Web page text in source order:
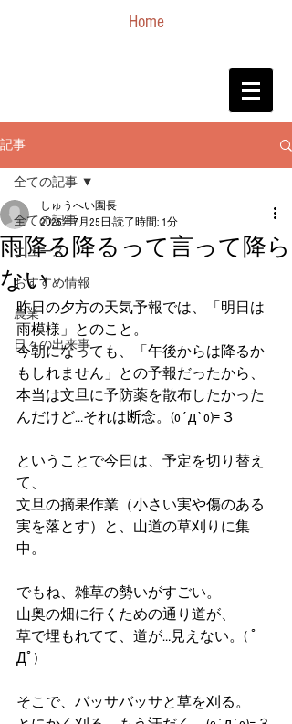
Home
記事
全ての記事
ニュース
おすすめ情報
農業
日々の出来事
全ての記事
雨降る降るって言って降ら
ない
しゅうへい園長
2025年7月25日 読了時間: 1分
昨日の夕方の天気予報では、「明日は
雨模様」とのこと。
今朝になっても、「午後からは降るか
もしれません」との予報だったから、
本当は文旦に予防薬を散布したかった
んだけど…それは断念。(o´д`o)=３
ということで今日は、予定を切り替え
て、
文旦の摘果作業（小さい実や傷のある
実を落とす）と、山道の草刈りに集
中。
でもね、雑草の勢いがすごい。
山奥の畑に行くための通り道が、
草で埋もれてて、道が…見えない。( ﾟ
Дﾟ)
そこで、バッサバッサと草を刈る。